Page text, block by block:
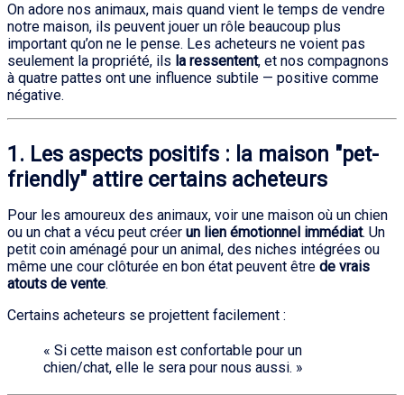
On adore nos animaux, mais quand vient le temps de vendre
notre maison, ils peuvent jouer un rôle beaucoup plus
important qu’on ne le pense. Les acheteurs ne voient pas
seulement la propriété, ils la ressentent, et nos compagnons
à quatre pattes ont une influence subtile — positive comme
négative.
1. Les aspects positifs : la maison "pet-
friendly" attire certains acheteurs
Pour les amoureux des animaux, voir une maison où un chien
ou un chat a vécu peut créer un lien émotionnel immédiat. Un
petit coin aménagé pour un animal, des niches intégrées ou
même une cour clôturée en bon état peuvent être de vrais
atouts de vente.
Certains acheteurs se projettent facilement :
« Si cette maison est confortable pour un
chien/chat, elle le sera pour nous aussi. »